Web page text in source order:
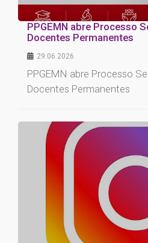
PPGEMN abre Processo
Docentes Permanentes
29.06.2026
PPGEMN abre Processo
Docentes Permanentes